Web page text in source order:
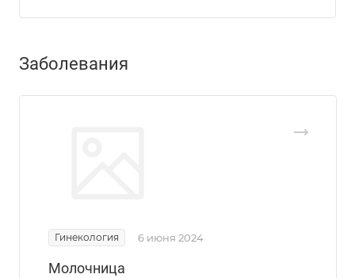
Заболевания
Гинекология 6 июня 2024
Молочница